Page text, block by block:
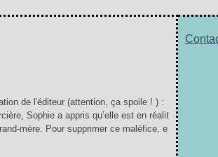
de l'éditeur (attention, ça spoile ! ) :
Sophie a appris qu’elle est en réalit
mère. Pour supprimer ce maléfice, e